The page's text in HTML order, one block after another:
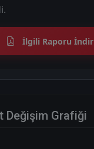
İlgili Raporu İndir
Değişim Grafiği